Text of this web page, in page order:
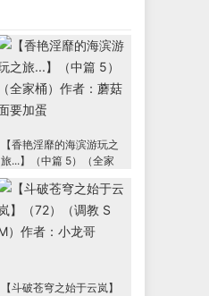
【香艳淫靡的海滨游玩之
旅...】（中篇 5）（全家
桶）作者：蘑菇面要加蛋
【斗破苍穹之始于云岚】